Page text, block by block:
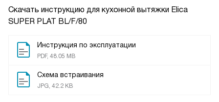
Скачать инструкцию для кухонной вытяжки Elica
SUPER PLAT BL/F/80
Инструкция по эксплуатации
PDF, 48.05 MB
Схема встраивания
JPG, 42.2 KB